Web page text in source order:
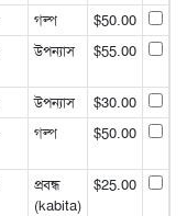
গল্প
$50.00
উপন্যাস $55.00
উপন্যাস
$30.00
গল্প $50.00
প্রবন্ধ
(kabita)
$25.00